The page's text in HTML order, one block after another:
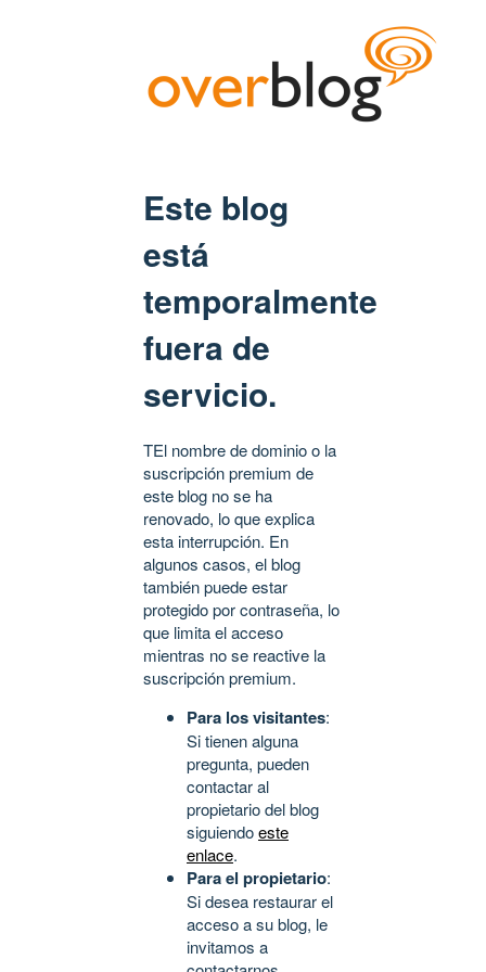
Este blog
está
temporalmente
fuera de
servicio.
TEl nombre de dominio o la
suscripción premium de
este blog no se ha
renovado, lo que explica
esta interrupción. En
algunos casos, el blog
también puede estar
protegido por contraseña, lo
que limita el acceso
mientras no se reactive la
suscripción premium.
Para los visitantes:
Si tienen alguna
pregunta, pueden
contactar al
propietario del blog
siguiendoeste
enlace.
Para el propietario:
Si desea restaurar el
acceso a su blog, le
invitamos a